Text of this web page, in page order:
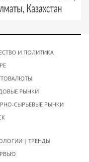
И ПОЛИТИКА
РЫНКИ
СЫРЬЕВЫЕ РЫНКИ
| ТРЕНДЫ